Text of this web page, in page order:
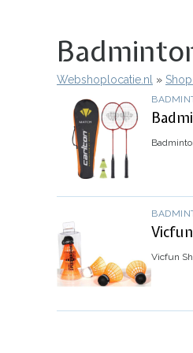
Kruimelpad
Webshoplocatie.nl
Vicfun